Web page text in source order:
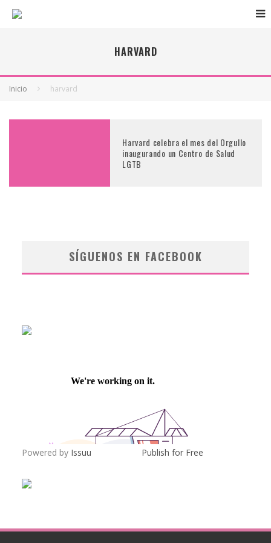
HARVARD
Inicio harvard
Harvard celebra el mes del Orgullo
inaugurando un Centro de Salud
LGTB
SÍGUENOS EN FACEBOOK
Powered by Issuu Publish for Free